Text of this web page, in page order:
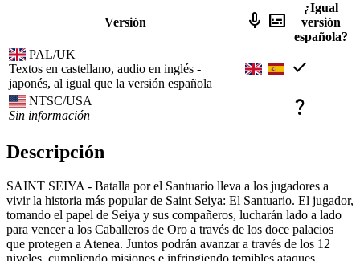
Versión mic subtitles
¿Igual
versión
española?
PAL/UK
Textos en castellano, audio en inglés -
japonés, al igual que la versión española
check
NTSC/USA
Sin información
question_mark
Descripción
SAINT SEIYA - Batalla por el Santuario lleva a los jugadores a
vivir la historia más popular de Saint Seiya: El Santuario. El jugador,
tomando el papel de Seiya y sus compañeros, lucharán lado a lado
para vencer a los Caballeros de Oro a través de los doce palacios
que protegen a Atenea. Juntos podrán avanzar a través de los 12
niveles, cumpliendo misiones e infringiendo temibles ataques